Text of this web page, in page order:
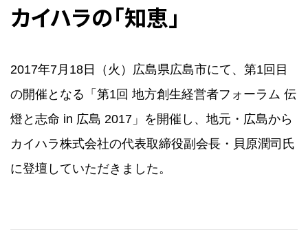
カイハラの「知恵」
2017年7月18日（火）広島県広島市にて、第1回目
の開催となる「第1回 地方創生経営者フォーラム 伝
燈と志命 in 広島 2017」を開催し、地元・広島から
カイハラ株式会社の代表取締役副会長・貝原潤司氏
に登壇していただきました。